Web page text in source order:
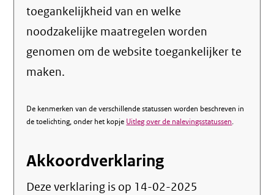
toegankelijkheid van en welke
noodzakelijke maatregelen worden
genomen om de website toegankelijker te
maken.
De kenmerken van de verschillende statussen worden beschreven in
de toelichting, onder het kopje Uitleg over de nalevingsstatussen.
Akkoordverklaring
Deze verklaring is op 14-02-2025